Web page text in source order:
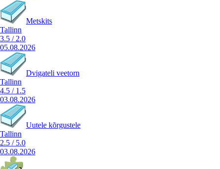
Metskits
Tallinn
3.5 / 2.0
05.08.2026
Dvigateli veetorn
Tallinn
4.5 / 1.5
03.08.2026
Uutele kõrgustele
Tallinn
2.5 / 5.0
03.08.2026